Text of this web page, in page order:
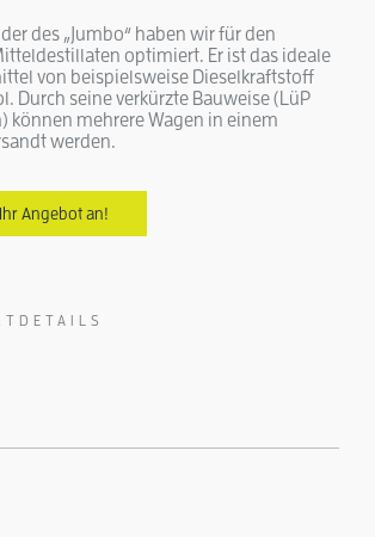
des „Jumbo“ haben wir für den
optimiert. Er ist das ideale
von beispielsweise Dieselkraftstoff
Durch seine verkürzte Bauweise (LüP
können mehrere Wagen in einem
werden.
Angebot an!